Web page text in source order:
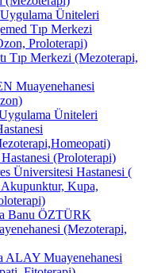
Üniteleri
Tıp Merkezi
Proloterapi)
Tıp Merkezi (Mezoterapi,
Muayenehanesi
Üniteleri
(Proloterapi)
Üniversitesi Hastanesi (
Kupa,
Banu ÖZTÜRK
(Mezoterapi,
ALAY Muayenehanesi